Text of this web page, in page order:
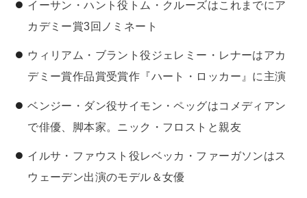
イーサン・ハント役トム・クルーズはこれまでにア
カデミー賞3回ノミネート
ウィリアム・ブラント役ジェレミー・レナーはアカ
デミー賞作品賞受賞作『ハート・ロッカー』に主演
ベンジー・ダン役サイモン・ペッグはコメディアン
で俳優、脚本家。ニック・フロストと親友
イルサ・ファウスト役レベッカ・ファーガソンはス
ウェーデン出演のモデル＆女優